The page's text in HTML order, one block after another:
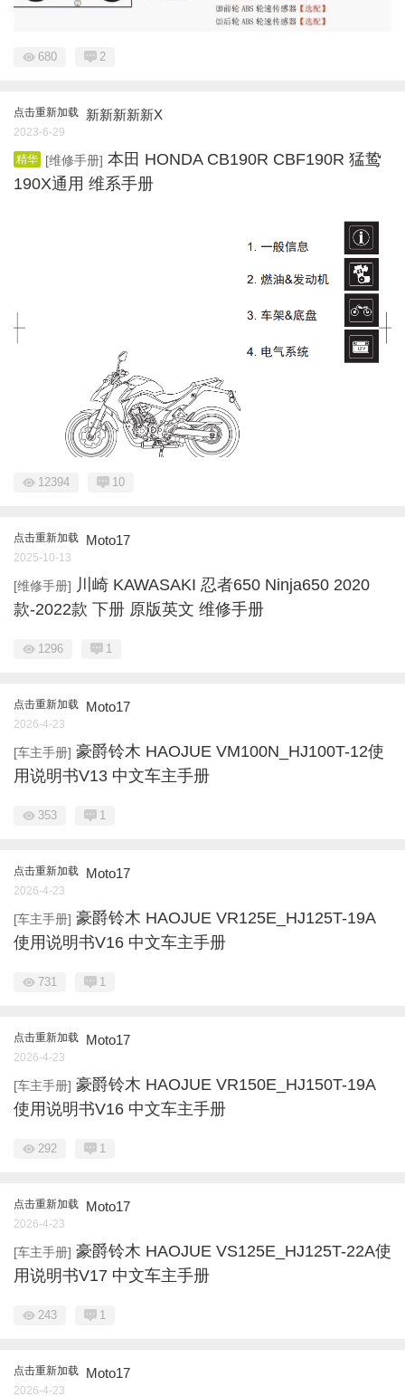
680 2
点击重新加载 新新新新新X
2023-6-29
精华 [维修手册] 本田 HONDA CB190R CBF190R 猛鸷
190X通用 维系手册
12394 10
点击重新加载 Moto17
2025-10-13
[维修手册] 川崎 KAWASAKI 忍者650 Ninja650 2020
款-2022款 下册 原版英文 维修手册
1296 1
点击重新加载 Moto17
2026-4-23
[车主手册] 豪爵铃木 HAOJUE VM100N_HJ100T-12使
用说明书V13 中文车主手册
353 1
点击重新加载 Moto17
2026-4-23
[车主手册] 豪爵铃木 HAOJUE VR125E_HJ125T-19A
使用说明书V16 中文车主手册
731 1
点击重新加载 Moto17
2026-4-23
[车主手册] 豪爵铃木 HAOJUE VR150E_HJ150T-19A
使用说明书V16 中文车主手册
292 1
点击重新加载 Moto17
2026-4-23
[车主手册] 豪爵铃木 HAOJUE VS125E_HJ125T-22A使
用说明书V17 中文车主手册
243 1
点击重新加载 Moto17
2026-4-23